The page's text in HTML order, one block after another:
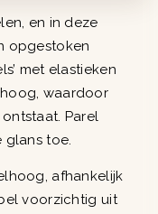
en in deze
opgestoken
met elastieken
waardoor
Parel
glans toe.
afhankelijk
voorzichtig uit